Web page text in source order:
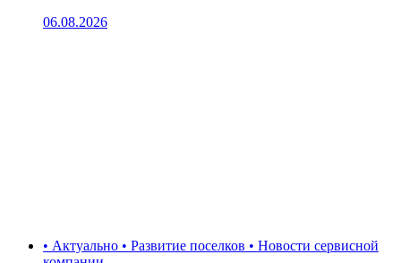
06.08.2026
• Актуально • Развитие поселков • Новости сервисной